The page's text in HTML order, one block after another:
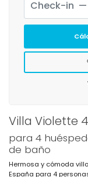
Villa Violette
para 4
de baño
Hermosa y cómoda
España para 4